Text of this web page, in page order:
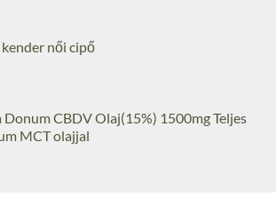
kender női cipő
Donum CBDV Olaj(15%) 1500mg Teljes
MCT olajjal